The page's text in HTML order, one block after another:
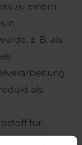
zu einem
in
z. B. als
als
für